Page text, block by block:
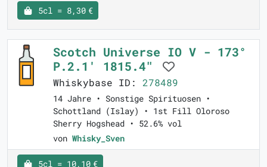
5cl = 8,30 €
Scotch Universe IO V - 173°
P.2.1' 1815.4"
Whiskybase ID: 278489
14 Jahre • Sonstige Spirituosen •
Schottland (Islay) • 1st Fill Oloroso
Sherry Hogshead • 52.6% vol
von Whisky_Sven
5cl = 10,10 €